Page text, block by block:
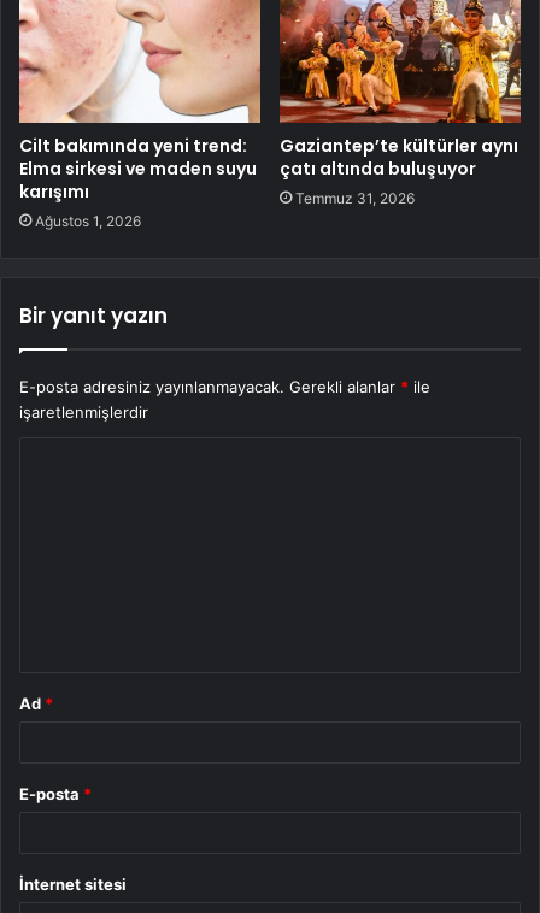
Cilt bakımında yeni trend:
Elma sirkesi ve maden suyu
karışımı
Ağustos 1, 2026
Gaziantep’te kültürler aynı
çatı altında buluşuyor
Temmuz 31, 2026
Bir yanıt yazın
E-posta adresiniz yayınlanmayacak. Gerekli alanlar * ile
işaretlenmişlerdir
Ad *
E-posta *
İnternet sitesi